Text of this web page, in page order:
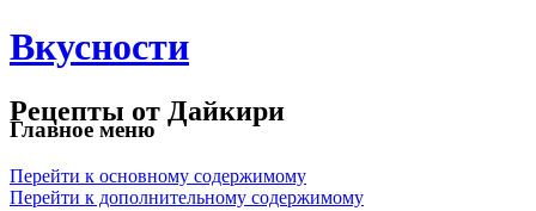
Вкусности
Рецепты от Дайкири
Главное меню
Перейти к основному содержимому
Перейти к дополнительному содержимому